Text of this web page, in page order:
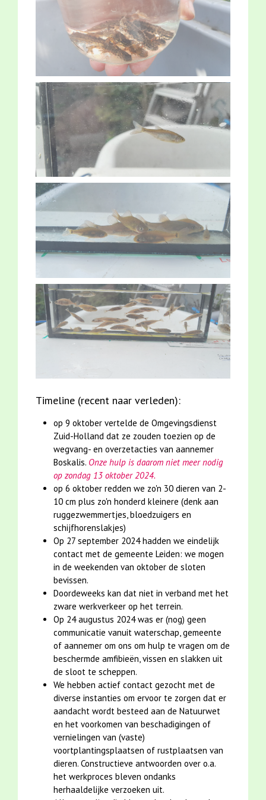
Timeline (recent naar verleden):
op 9 oktober vertelde de Omgevingsdienst
Zuid-Holland dat ze zouden toezien op de
wegvang- en overzetacties van aannemer
Boskalis. Onze hulp is daarom niet meer nodig
op zondag 13 oktober 2024.
op 6 oktober redden we zo'n 30 dieren van 2-
10 cm plus zo'n honderd kleinere (denk aan
ruggezwemmertjes, bloedzuigers en
schijfhorenslakjes)
Op 27 september 2024 hadden we eindelijk
contact met de gemeente Leiden: we mogen
in de weekenden van oktober de sloten
bevissen.
Doordeweeks kan dat niet in verband met het
zware werkverkeer op het terrein.
Op 24 augustus 2024 was er (nog) geen
communicatie vanuit waterschap, gemeente
of aannemer om ons om hulp te vragen om de
beschermde amfibieën, vissen en slakken uit
de sloot te scheppen.
We hebben actief contact gezocht met de
diverse instanties om ervoor te zorgen dat er
aandacht wordt besteed aan de Natuurwet
en het voorkomen van beschadigingen of
vernielingen van (vaste)
voortplantingsplaatsen of rustplaatsen van
dieren. Constructieve antwoorden over o.a.
het werkproces bleven ondanks
herhaaldelijke verzoeken uit.